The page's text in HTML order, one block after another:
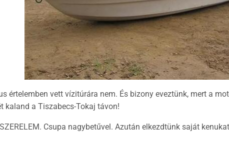
értelemben vett vízitúrára nem. És bizony eveztünk, mert a
kaland a Tiszabecs-Tokaj távon!
Csupa nagybetűvel. Azután elkezdtünk saját